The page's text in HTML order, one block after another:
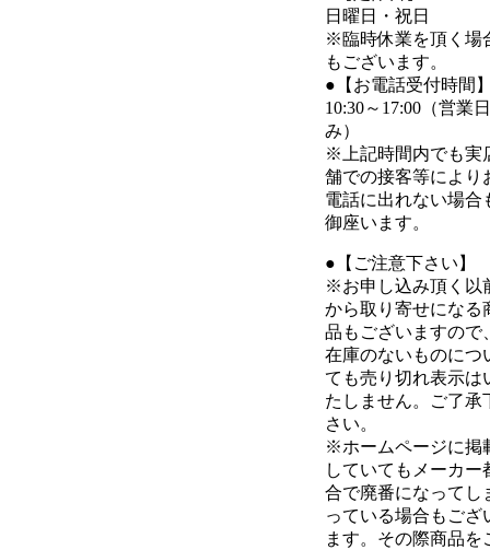
日曜日・祝日
※臨時休業を頂く場
もございます。
●【お電話受付時間】
10:30～17:00（営業
み）
※上記時間内でも実
舗での接客等により
電話に出れない場合
御座います。
●【ご注意下さい】
※お申し込み頂く以
から取り寄せになる
品もございますので、
在庫のないものにつ
ても売り切れ表示は
たしません。ご了承
さい。
※ホームページに掲
していてもメーカー
合で廃番になってし
っている場合もござ
ます。その際商品を